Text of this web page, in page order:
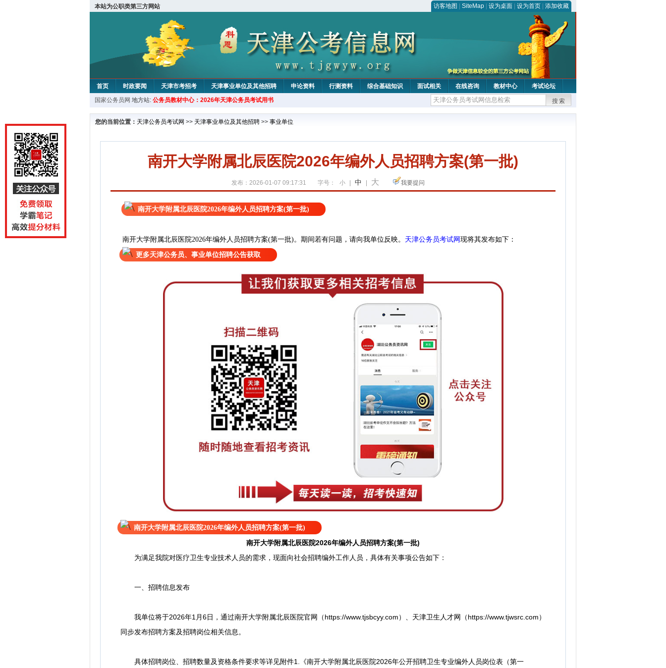
本站为公职类第三方网站 访客地图 SiteMap 设为桌面 设为首页 添加收藏
首页 时政要闻 天津市考招考 天津事业单位及其他招聘 申论资料 行测资料 综合基础知识 面试相关 在线咨询 教材中心 考试论坛
教材中心
国家公务员网 地方站: 公务员教材中心：2026年天津公务员考试用书 搜索
您的当前位置： 天津公务员考试网 >> 天津事业单位及其他招聘 >> 事业单位
南开大学附属北辰医院2026年编外人员招聘方案(第一批)
发布：2026-01-07 09:17:31 字号： 小 中 大 我要提问
南开大学附属北辰医院2026年编外人员招聘方案(第一批)
南开大学附属北辰医院2026年编外人员招聘方案(第一批)。 期间若有问题，请向我单位反映。 天津公务员考试网现将其发布如下：
更多天津公务员、事业单位招聘公告获取
南开大学附属北辰医院2026年编外人员招聘方案(第一批)
南开大学附属北辰医院2026年编外人员招聘方案(第一批)
为满足我院对医疗卫生专业技术人员的需求，现面向社会招聘编外工作人员，具体有关事项公告如下：
一、招聘信息发布
我单位将于2026年1月6日，通过南开大学附属北辰医院官网（https://www.tjsbcyy.com）、天津卫生人才网（https://www.tjwsrc.com）
同步发布招聘方案及招聘岗位相关信息。
具体招聘岗位、招聘数量及资格条件要求等详见附件1.《南开大学附属北辰医院2026年公开招聘卫生专业编外人员岗位表（第一